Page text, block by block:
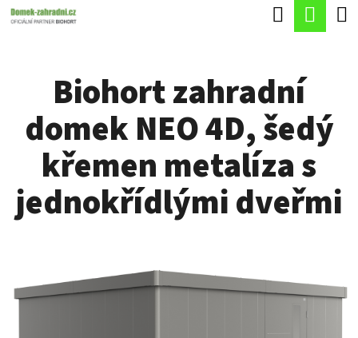
Přejít
Hledat
Biohort zahradní
domek NEO 4D, šedý
křemen metalíza s
jednokřídlými dveřmi
K
O
T
B
U